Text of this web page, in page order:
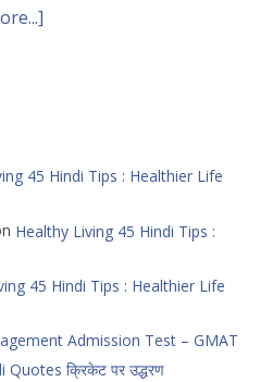
45 Hindi Tips : Healthier Life
Healthy Living 45 Hindi Tips :
45 Hindi Tips : Healthier Life
Admission Test – GMAT
Quotes क्रिकेट पर उद्धरण